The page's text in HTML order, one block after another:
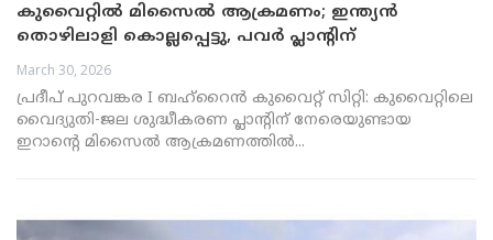
കുവൈറ്റിൽ മിസൈൽ ആക്രമണം; ഇന്ത്യൻ
തൊഴിലാളി കൊല്ലപ്പെട്ടു, പവർ പ്ലാന്റിന്
കേടുപാടുകൾ
March 30, 2026
പ്രദീപ് പുറവങ്കര I ബഹ്റൈൻ കുവൈറ്റ് സിറ്റി: കുവൈറ്റിലെ
വൈദ്യുതി-ജല ശുദ്ധീകരണ പ്ലാന്റിന് നേരെയുണ്ടായ
ഇറാൻ്റെ മിസൈൽ ആക്രമണത്തിൽ...